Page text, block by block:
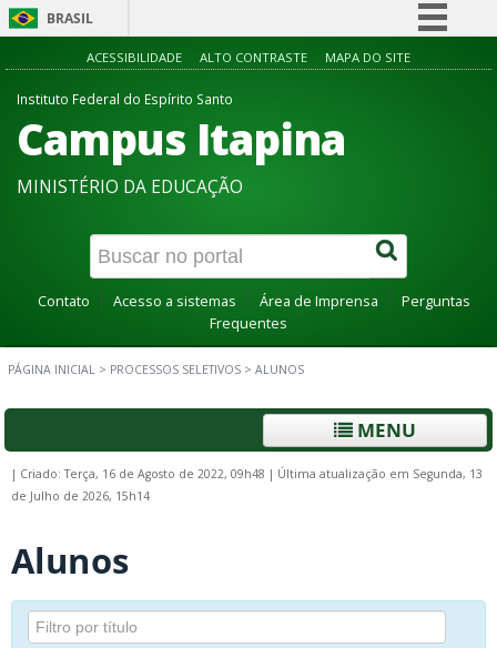
BRASIL
Simplifique!
Acesso à informação
Canais
ACESSIBILIDADE ALTO CONTRASTE MAPA DO SITE
Instituto Federal do Espírito Santo
Campus Itapina
MINISTÉRIO DA EDUCAÇÃO
Contato Acesso a sistemas Área de Imprensa
Perguntas
Frequentes
PÁGINA INICIAL > PROCESSOS SELETIVOS > ALUNOS
MENU
| Criado: Terça, 16 de Agosto de 2022, 09h48 | Última atualização em Segunda, 13
de Julho de 2026, 15h14
Alunos